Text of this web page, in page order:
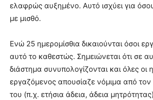
ελαφρώς αυξημένο. Αυτό ισχύει για
με μισθό.
Ενώ 25 ημερομίσθια δικαιούνται όσοι
αυτό το καθεστώς. Σημειώνεται ότι σε
διάστημα συνυπολογίζονται και όλες οι
εργαζόμενος απουσίαζε νόμιμα από
του (π.χ. ετήσια άδεια, άδεια